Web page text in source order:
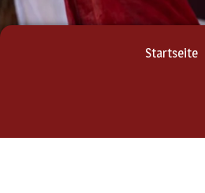
Startseite